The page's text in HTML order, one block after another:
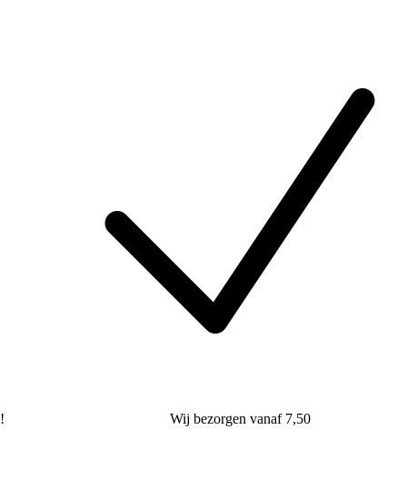
Wij bezorgen vanaf 7,50